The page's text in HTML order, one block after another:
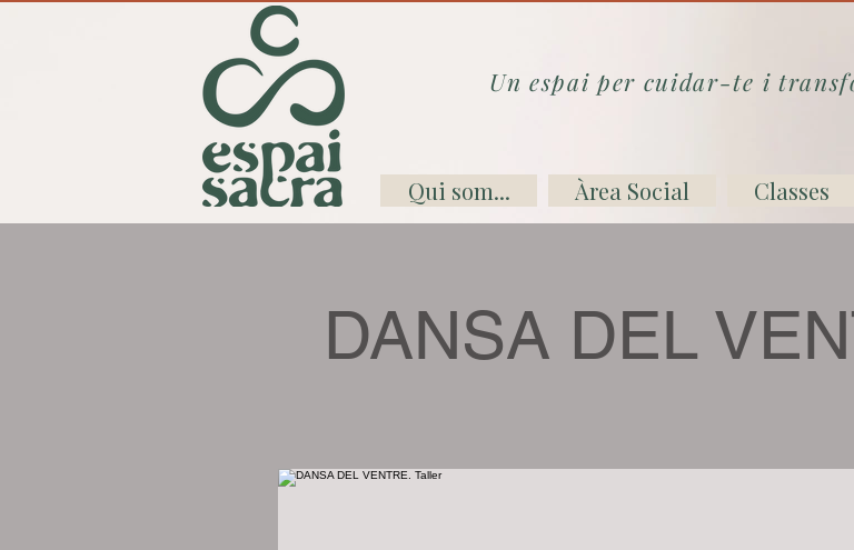
Un espai per cuidar-te i
Qui som... Àrea Social Classes
DANSA DEL